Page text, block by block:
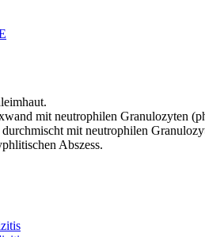
mit neutrophilen Granulozyten
mit neutrophilen
Abszess.